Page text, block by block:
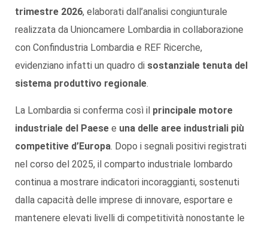
trimestre 2026, elaborati dall’analisi congiunturale
realizzata da Unioncamere Lombardia in collaborazione
con Confindustria Lombardia e REF Ricerche,
evidenziano infatti un quadro di sostanziale tenuta del
sistema produttivo regionale.
La Lombardia si conferma così il principale motore
industriale del Paese e una delle aree industriali più
competitive d’Europa. Dopo i segnali positivi registrati
nel corso del 2025, il comparto industriale lombardo
continua a mostrare indicatori incoraggianti, sostenuti
dalla capacità delle imprese di innovare, esportare e
mantenere elevati livelli di competitività nonostante le